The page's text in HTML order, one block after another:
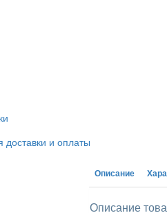
доставки и оплаты
Описание
Описание